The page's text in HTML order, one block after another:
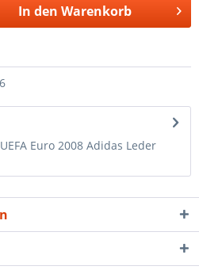
In den Warenkorb
Euro 2008 Adidas Leder